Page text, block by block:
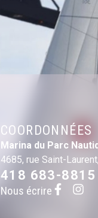
COORDONNÉES
Marina du Parc
4685, rue Saint-
418 683-8815
Nous écrire